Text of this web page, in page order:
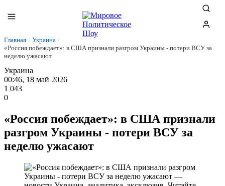
Главная / Украина /
«Россия побеждает»: в США признали разгром Украины - потери ВСУ за
неделю ужасают
Украина
00:46, 18 май 2026
1 043
0
«Россия побеждает»: в США признали
разгром Украины - потери ВСУ за
неделю ужасают